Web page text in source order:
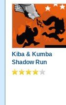
Kiba & Kumba
Shadow Run